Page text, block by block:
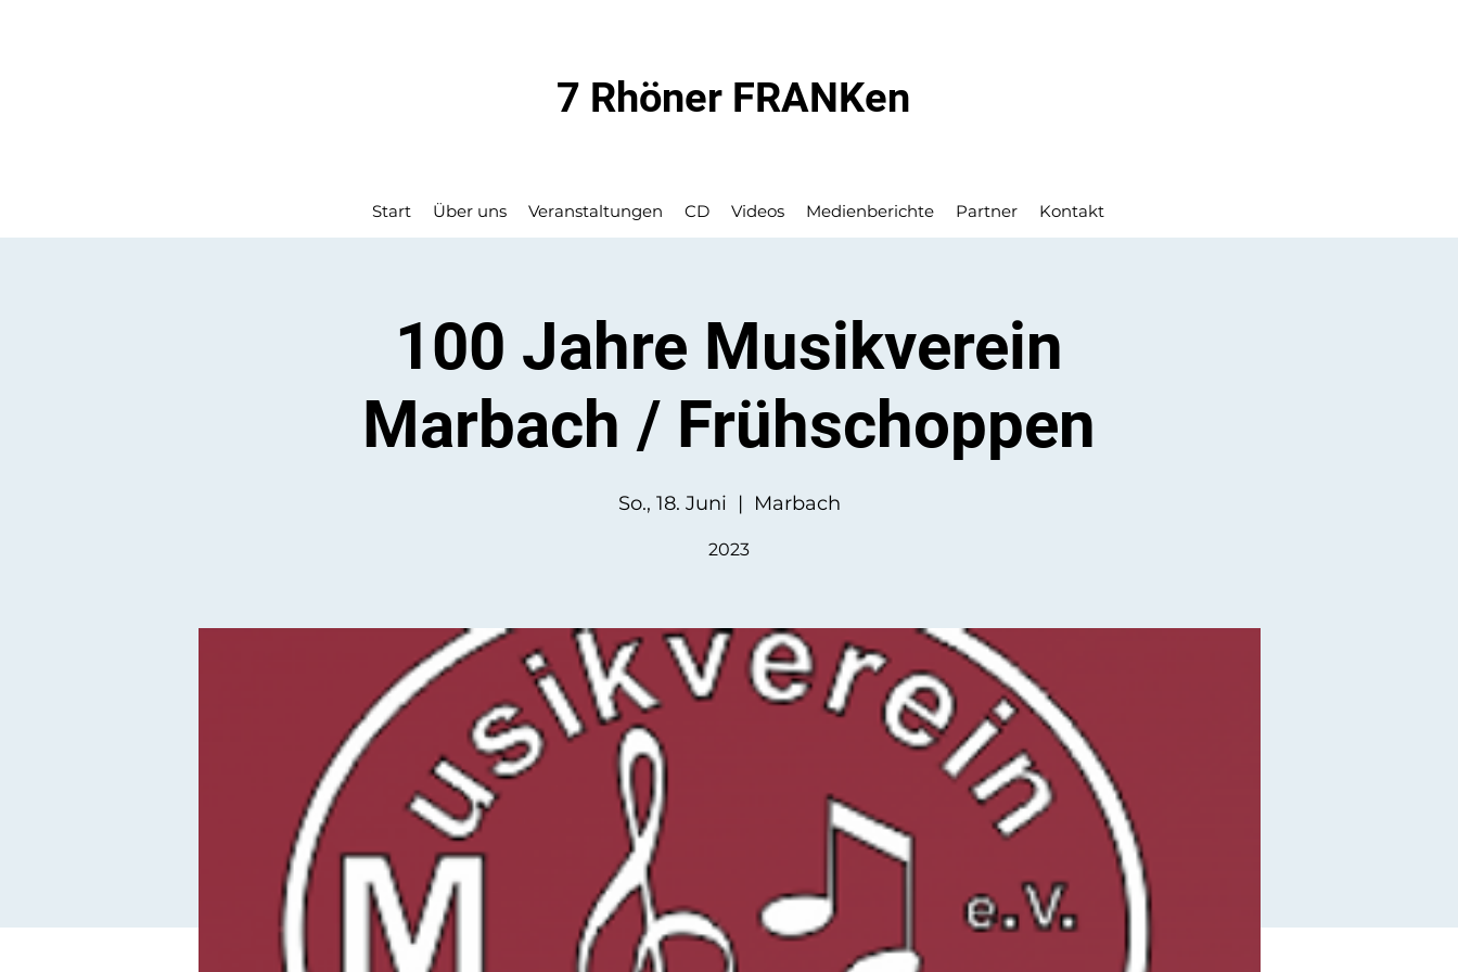
7 Rhöner FRANKen
Start Über uns Veranstaltungen CD Videos Medienberichte Partner Kontakt
100 Jahre Musikverein
Marbach / Frühschoppen
So., 18. Juni
  |
Marbach
2023